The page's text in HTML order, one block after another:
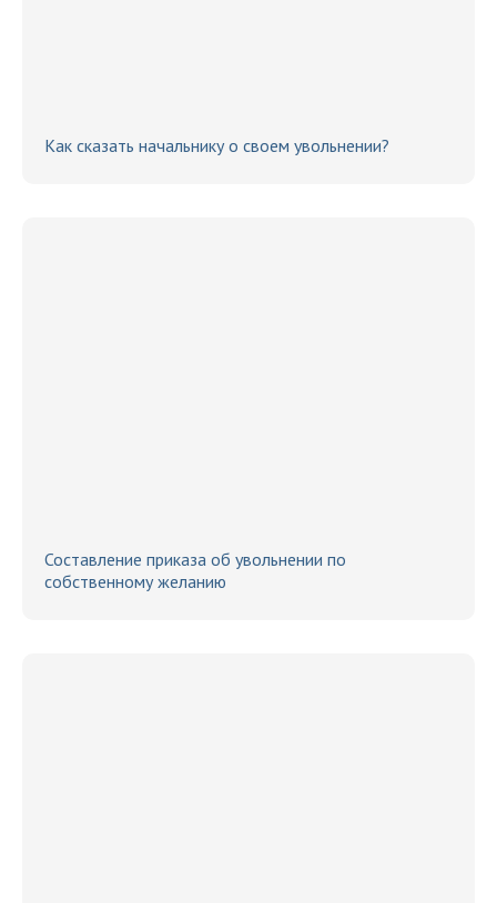
Как сказать начальнику о своем увольнении?
Составление приказа об увольнении по
собственному желанию